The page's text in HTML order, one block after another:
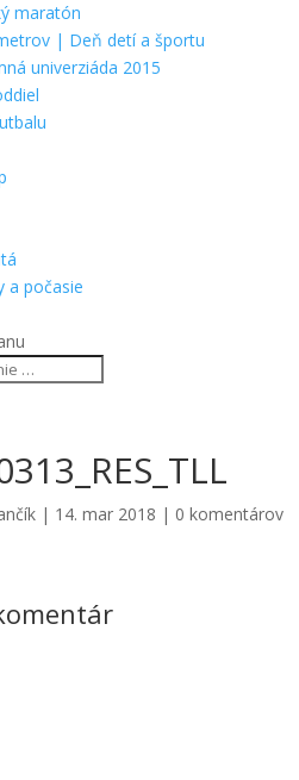
maratón
| Deň detí a športu
univerziáda 2015
a počasie
| 14. mar 2018 | 0 komentárov